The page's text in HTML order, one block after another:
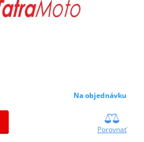
Na objednávku
Porovnať